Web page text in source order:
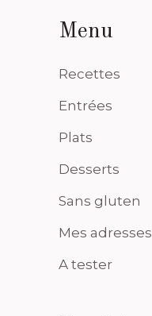
Menu
Recettes
Entrées
Plats
Desserts
Sans gluten
Mes adresses
A tester